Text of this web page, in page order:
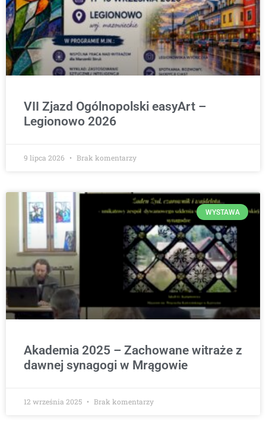
VII Zjazd Ogólnopolski easyArt –
Legionowo 2026
9 lipca 2026 Brak komentarzy
WYSTAWA
Akademia 2025 – Zachowane witraże z
dawnej synagogi w Mrągowie
12 września 2025 Brak komentarzy